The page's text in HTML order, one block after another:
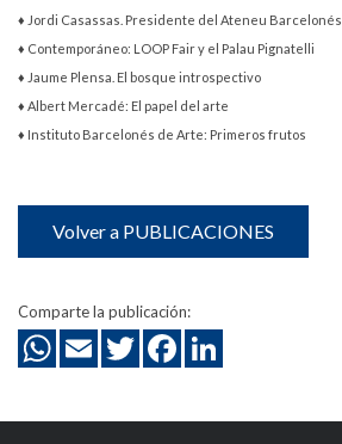
♦ Jordi Casassas. Presidente del Ateneu Barcelonés
♦ Contemporáneo: LOOP Fair y el Palau Pignatelli
♦ Jaume Plensa. El bosque introspectivo
♦ Albert Mercadé: El papel del arte
♦ Instituto Barcelonés de Arte: Primeros frutos
Volver a PUBLICACIONES
Comparte la publicación: